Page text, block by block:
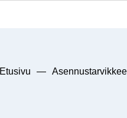
Etusivu —